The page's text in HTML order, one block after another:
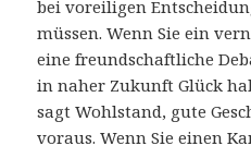
bei voreiligen
müssen. Wenn Sie ein
eine freundschaftliche
in naher Zukunft Glück
sagt Wohlstand, gute
voraus. Wenn Sie einen